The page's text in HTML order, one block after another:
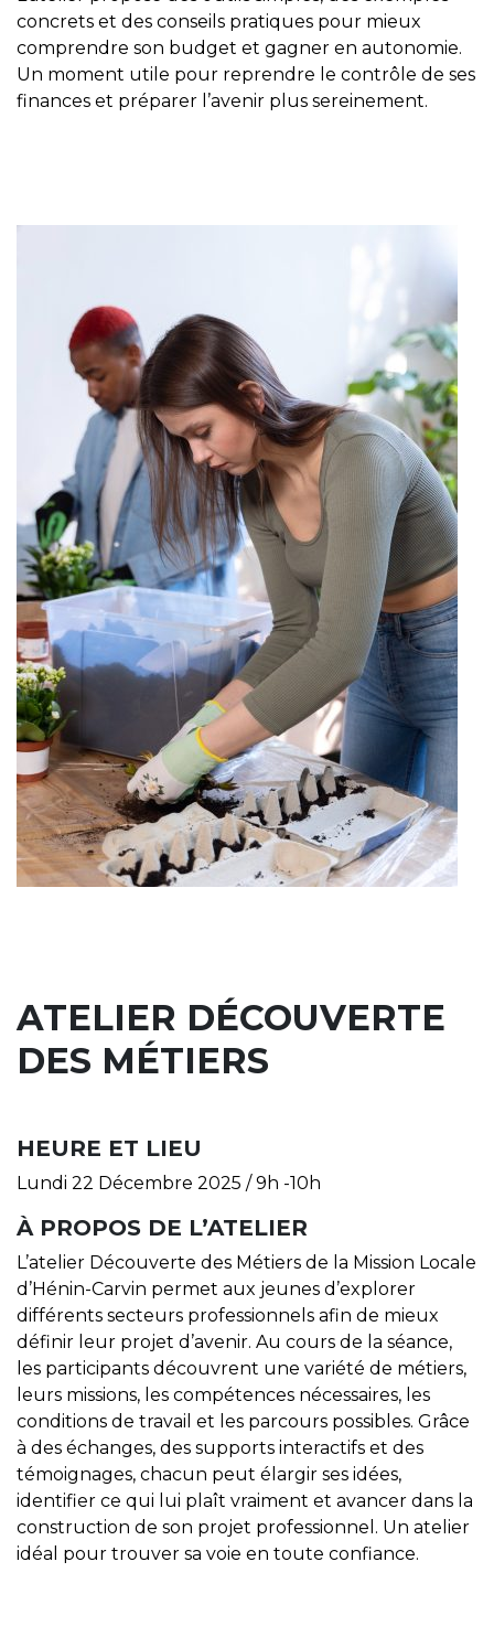
concrets et des conseils pratiques pour mieux
comprendre son budget et gagner en autonomie.
Un moment utile pour reprendre le contrôle de ses
finances et préparer l’avenir plus sereinement.
ATELIER DÉCOUVERTE
DES MÉTIERS
HEURE ET LIEU
Lundi 22 Décembre 2025 / 9h -10h
À PROPOS DE L’ATELIER
L’atelier Découverte des Métiers de la Mission Locale
d’Hénin-Carvin permet aux jeunes d’explorer
différents secteurs professionnels afin de mieux
définir leur projet d’avenir. Au cours de la séance,
les participants découvrent une variété de métiers,
leurs missions, les compétences nécessaires, les
conditions de travail et les parcours possibles. Grâce
à des échanges, des supports interactifs et des
témoignages, chacun peut élargir ses idées,
identifier ce qui lui plaît vraiment et avancer dans la
construction de son projet professionnel. Un atelier
idéal pour trouver sa voie en toute confiance.